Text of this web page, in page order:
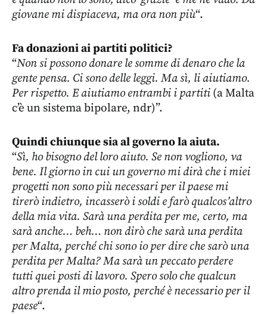
giovane mi dispiaceva, ma ora non più“.
Fa donazioni ai partiti politici?
“Non si possono donare le somme di denaro che la
gente pensa. Ci sono delle leggi. Ma sì, li aiutiamo.
Per rispetto. E aiutiamo entrambi i partiti (a Malta
c’è un sistema bipolare, ndr)”.
Quindi chiunque sia al governo la aiuta.
“Sì, ho bisogno del loro aiuto. Se non vogliono, va
bene. Il giorno in cui un governo mi dirà che i miei
progetti non sono più necessari per il paese mi
tirerò indietro, incasserò i soldi e farò qualcos’altro
della mia vita. Sarà una perdita per me, certo, ma
sarà anche… beh… non dirò che sarà una perdita
per Malta, perché chi sono io per dire che sarò una
perdita per Malta? Ma sarà un peccato perdere
tutti quei posti di lavoro. Spero solo che qualcun
altro prenda il mio posto, perché è necessario per il
paese“.